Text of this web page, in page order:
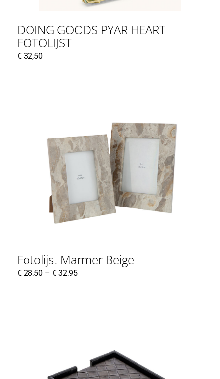
DOING GOODS PYAR HEART
FOTOLIJST
€ 32,50
Fotolijst Marmer Beige
€ 28,50 – € 32,95